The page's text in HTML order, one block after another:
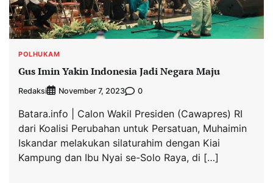
POLHUKAM
Gus Imin Yakin Indonesia Jadi Negara Maju
Redaksi November 7, 2023 0
Batara.info | Calon Wakil Presiden (Cawapres) RI
dari Koalisi Perubahan untuk Persatuan, Muhaimin
Iskandar melakukan silaturahim dengan Kiai
Kampung dan Ibu Nyai se-Solo Raya, di […]